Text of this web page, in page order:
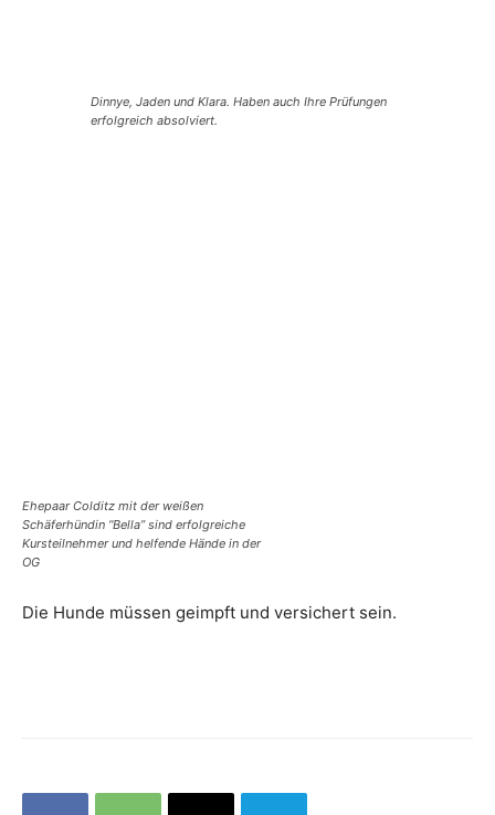
Dinnye, Jaden und Klara. Haben auch Ihre Prüfungen
erfolgreich absolviert.
Ehepaar Colditz mit der weißen
Schäferhündin “Bella” sind erfolgreiche
Kursteilnehmer und helfende Hände in der
OG
Die Hunde müssen geimpft und versichert sein.